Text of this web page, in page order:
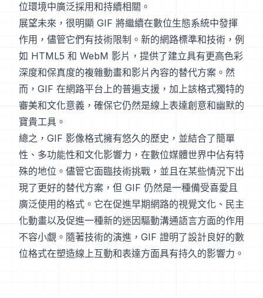
位環境中廣泛採用和持續相關。
展望未來，很明顯 GIF 將繼續在數位生態系統中發揮
作用，儘管它們有技術限制。新的網路標準和技術，例
如 HTML5 和 WebM 影片，提供了建立具有更高色彩
深度和保真度的複雜動畫和影片內容的替代方案。然
而，GIF 在網路平台上的普遍支援，加上該格式獨特的
審美和文化意義，確保它仍然是線上表達創意和幽默的
寶貴工具。
總之，GIF 影像格式擁有悠久的歷史，並結合了簡單
性、多功能性和文化影響力，在數位媒體世界中佔有特
殊的地位。儘管它面臨技術挑戰，並且在某些情況下出
現了更好的替代方案，但 GIF 仍然是一種備受喜愛且
廣泛使用的格式。它在促進早期網路的視覺文化、民主
化動畫以及促進一種新的迷因驅動溝通語言方面的作用
不容小覷。隨著技術的演進，GIF 證明了設計良好的數
位格式在塑造線上互動和表達方面具有持久的影響力。